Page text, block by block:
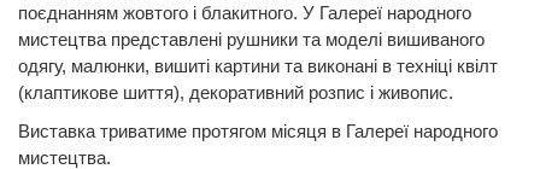
поєднанням жовтого і блакитного. У Галереї народного
мистецтва представлені рушники та моделі вишиваного
одягу, малюнки, вишиті картини та виконані в техніці квілт
(клаптикове шиття), декоративний розпис і живопис.
Виставка триватиме протягом місяця в Галереї народного
мистецтва.